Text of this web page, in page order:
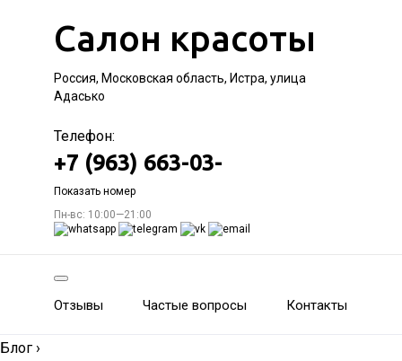
Салон красоты
Россия, Московская область, Истра, улица
Адасько
Телефон:
+7 (963) 663-03-
Показать номер
Пн-вс: 10:00—21:00
Отзывы Частые вопросы Контакты
Блог ›